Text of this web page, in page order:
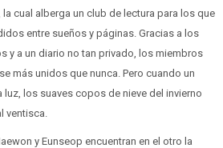
cual alberga un club de lectura para los que
entre sueños y páginas. Gracias a los
y a un diario no tan privado, los miembros
más unidos que nunca. Pero cuando un
los suaves copos de nieve del invierno
ventisca.
y Eunseop encuentran en el otro la